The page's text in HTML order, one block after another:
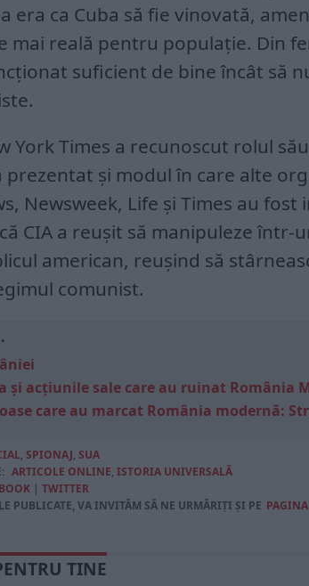
era ca Cuba să fie vinovată,
mai reală pentru populație. Din
suficient de bine încât să
York Times a recunoscut rolul
prezentat și modul în care alte
Newsweek, Life și Times au fost
CIA a reușit să manipuleze într-
american, reușind să
comunist.
și acțiunile sale care au ruinat România
care au marcat România modernă:
, SPIONAJ, SUA
ARTICOLE ONLINE, ISTORIA UNIVERSALĂ
| TWITTER
PUBLICATE, VA INVITĂM SĂ NE URMĂRIȚI ȘI PE
TINE